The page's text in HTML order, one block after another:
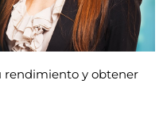
rendimiento y obtener